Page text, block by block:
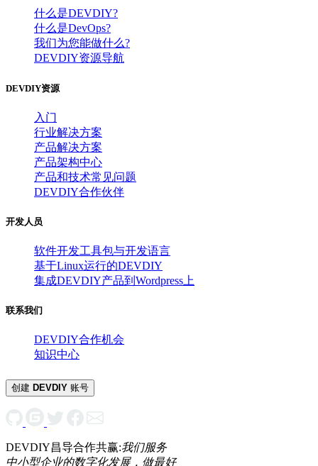
什么是DEVDIY?
什么是DevOps?
我们为您能做什么?
DEVDIY资源导航
DEVDIY资源
入门
行业解决方案
产品解决方案
产品架构中心
产品和技术常见问题
DEVDIY合作伙伴
开发人员
软件开发工具包与开发语言
基于Linux运行的DEVDIY
集成DEVDIY产品到Wordpress上
联系我们
DEVDIY合作机会
知识中心
创建 DEVDIY 账号
DEVDIY昌导合作共赢:我们服务
中小型企业的数字化发展，做最好